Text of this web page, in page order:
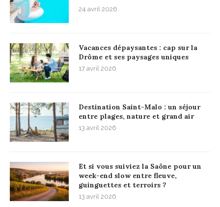
24 avril 2026
Vacances dépaysantes : cap sur la
Drôme et ses paysages uniques
17 avril 2026
Destination Saint-Malo : un séjour
entre plages, nature et grand air
13 avril 2026
Et si vous suiviez la Saône pour un
week-end slow entre fleuve,
guinguettes et terroirs ?
13 avril 2026